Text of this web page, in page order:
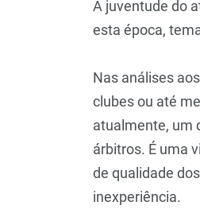
A juventude do
esta época,
Nas análises
clubes ou até
atualmente, um
árbitros. É uma
de qualidade
inexperiência.